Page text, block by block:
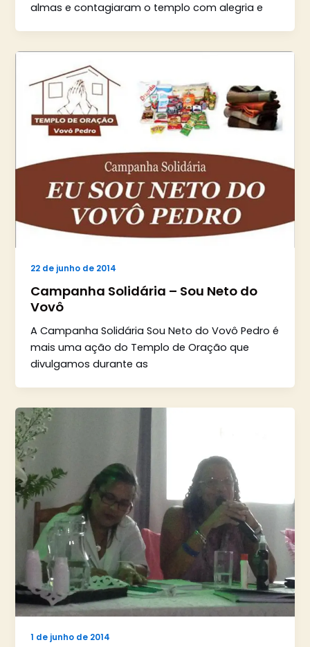
almas e contagiaram o templo com alegria e
22 de junho de 2014
Campanha Solidária – Sou Neto do
Vovô
A Campanha Solidária Sou Neto do Vovô Pedro é
mais uma ação do Templo de Oração que
divulgamos durante as
1 de junho de 2014